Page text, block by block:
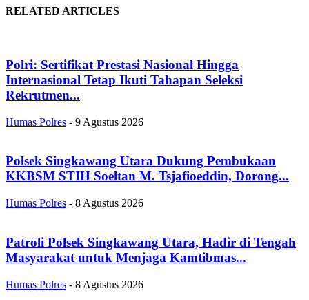
RELATED ARTICLES
Polri: Sertifikat Prestasi Nasional Hingga
Internasional Tetap Ikuti Tahapan Seleksi
Rekrutmen...
Humas Polres - 9 Agustus 2026
Polsek Singkawang Utara Dukung Pembukaan
KKBSM STIH Soeltan M. Tsjafioeddin, Dorong...
Humas Polres - 8 Agustus 2026
Patroli Polsek Singkawang Utara, Hadir di Tengah
Masyarakat untuk Menjaga Kamtibmas...
Humas Polres - 8 Agustus 2026